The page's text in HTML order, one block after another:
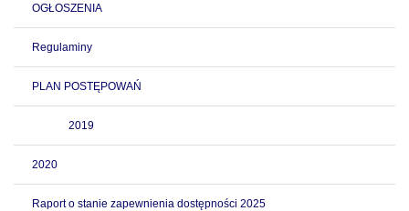
OGŁOSZENIA
Regulaminy
PLAN POSTĘPOWAŃ
2019
2020
Raport o stanie zapewnienia dostępności 2025